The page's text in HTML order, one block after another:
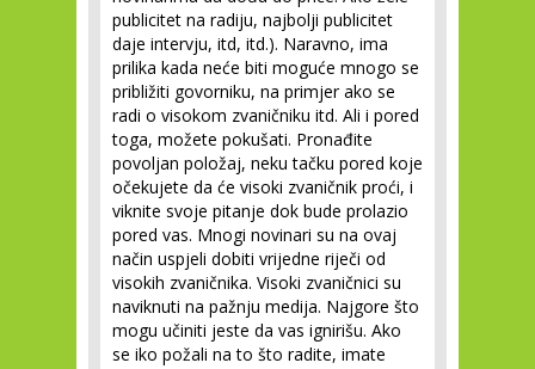
publicitet na radiju, najbolji publicitet
daje intervju, itd, itd.). Naravno, ima
prilika kada neće biti moguće mnogo se
približiti govorniku, na primjer ako se
radi o visokom zvaničniku itd. Ali i pored
toga, možete pokušati. Pronađite
povoljan položaj, neku tačku pored koje
očekujete da će visoki zvaničnik proći, i
viknite svoje pitanje dok bude prolazio
pored vas. Mnogi novinari su na ovaj
način uspjeli dobiti vrijedne riječi od
visokih zvaničnika. Visoki zvaničnici su
naviknuti na pažnju medija. Najgore što
mogu učiniti jeste da vas ignirišu. Ako
se iko požali na to što radite, imate